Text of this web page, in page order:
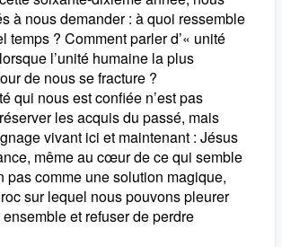
à nous demander : à quoi ressemble
temps ? Comment parler d’« unité
l’unité humaine la plus
de nous se fracture ?
qui nous est confiée n’est pas
les acquis du passé, mais
vivant ici et maintenant : Jésus
même au cœur de ce qui semble
pas comme une solution magique,
sur lequel nous pouvons pleurer
et refuser de perdre